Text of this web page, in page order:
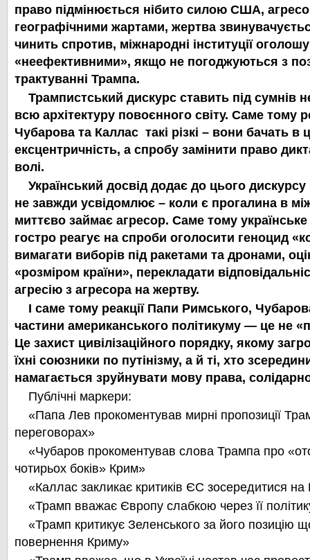
право підмінюється нібито силою США,
географічними жартами, жертва
чинить спротив, міжнародні інституції
«неефективними», якщо не погоджуються з
трактуванні Трампа.
Трампистський дискурс ставить під сумнів
всю архітектуру повоєнного світу. Саме тому
Чубарова та Каллас такі різкі – вони бачать в
ексцентричність, а спробу замінити право
волі.
Український досвід додає до цього дискурсу
не завжди усвідомлює – коли є прогалина в
миттєво займає агресор. Саме тому українське
гостро реагує на спроби оголосити геноцид
вимагати виборів під ракетами та дронами,
«розміром країни», перекладати
агресію з агресора на жертву.
І саме тому реакції Папи Римського,
частини американського політикуму — це не
Це захист цивілізаційного порядку, якому
їхні союзники по путінізму, а й ті, хто
намагається зруйнувати мову права,
Публічні маркери:
«Папа Лев прокоментував мирні пропозиції
переговорах»
«Чубаров прокоментував слова Трампа про
чотирьох боків» Крим»
«Каллас закликає критиків ЄС зосередитися на
«Трамп вважає Європу слабкою через її
«Трамп критикує Зеленського за його позицію
повернення Криму»